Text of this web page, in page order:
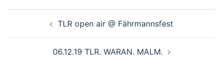
TLR open air @ Fährmannsfest
06.12.19 TLR. WARAN. MALM.